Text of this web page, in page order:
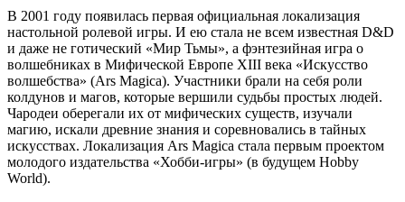
В 2001 году появилась первая официальная локализация
настольной ролевой игры. И ею стала не всем известная D&D
и даже не готический «Мир Тьмы», а фэнтезийная игра о
волшебниках в Мифической Европе XIII века «Искусство
волшебства» (Ars Magica). Участники брали на себя роли
колдунов и магов, которые вершили судьбы простых людей.
Чародеи оберегали их от мифических существ, изучали
магию, искали древние знания и соревновались в тайных
искусствах. Локализация Ars Magica стала первым проектом
молодого издательства «Хобби-игры» (в будущем Hobby
World).